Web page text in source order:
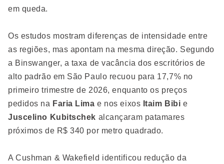
em queda.
Os estudos mostram diferenças de intensidade entre
as regiões, mas apontam na mesma direção. Segundo
a Binswanger, a taxa de vacância dos escritórios de
alto padrão em São Paulo recuou para 17,7% no
primeiro trimestre de 2026, enquanto os preços
pedidos na Faria Lima e nos eixos Itaim Bibi e
Juscelino Kubitschek alcançaram patamares
próximos de R$ 340 por metro quadrado.
A Cushman & Wakefield identificou redução da